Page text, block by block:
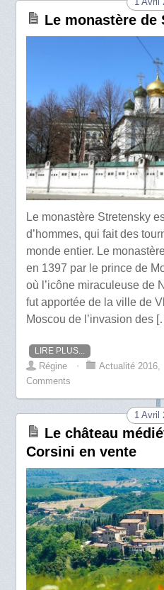
Le monastère de
Le monastère Stretensky
d’hommes, qui fait des
monde entier. Le
en 1397 par le prince de
où l’icône miraculeuse de
fut apportée de la ville de
Moscou de l’invasion des
LIRE PLUS...
Régine ⋅ Actualité 2016,
Comments
1 Avril
Le château
Corsini en vente